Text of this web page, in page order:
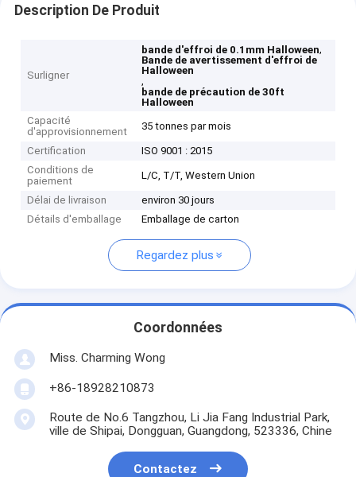
Description De Produit
Surligner
bande d'effroi de 0.1mm Halloween,
Bande de avertissement d'effroi de
Halloween
,
bande de précaution de 30ft
Halloween
Capacité
d'approvisionnement
35 tonnes par mois
Certification
ISO 9001 : 2015
Conditions de
paiement
L/C, T/T, Western Union
Délai de livraison
environ 30 jours
Détails d'emballage
Emballage de carton
Regardez plus
Coordonnées
Miss. Charming Wong
+86-18928210873
Route de No.6 Tangzhou, Li Jia Fang Industrial Park,
ville de Shipai, Dongguan, Guangdong, 523336, Chine
Contactez